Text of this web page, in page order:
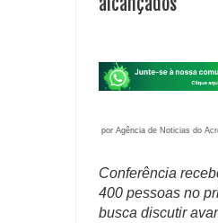
por Agência de Noticias do
Conferência
400 pessoas no
busca discutir